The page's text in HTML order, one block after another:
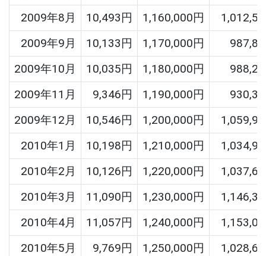
2009年8月
10,493円 1,160,000円
2009年9月
10,133円 1,170,000円
2009年10月
10,035円 1,180,000円
2009年11月
9,346円 1,190,000円
2009年12月
10,546円 1,200,000円
2010年1月
10,198円 1,210,000円
2010年2月
10,126円 1,220,000円
2010年3月
11,090円 1,230,000円
2010年4月
11,057円 1,240,000円
2010年5月
9,769円 1,250,000円